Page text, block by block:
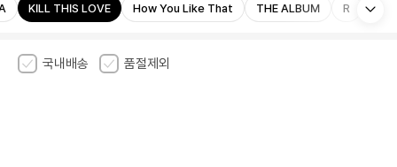
KILL THIS LOVE How You Like That THE ALBUM R
국내배송 품절제외